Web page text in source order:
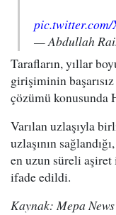
— Abdullah
Tarafların, yıllar
girişiminin başarısız
çözümü
Varılan uzlaşıyla
uzlaşının
en uzun süreli
ifade edildi.
Kaynak: Mepa News